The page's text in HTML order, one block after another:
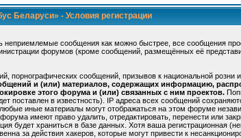
Беларуси» - Условия регистрации
неприемлемые сообщения как можно быстрее, все сообщения
форумов (кроме сообщений, размещённых её
порнографических сообщений, призывов к национальной
и (или) материалов, содержащих информацию,
этого форума и (или) связанных с ним проектов.
в известность). IP адреса всех сообщений
иные материалы могут отображаться на этом форуме
имеют право удалить, отредактировать, перенести или
будет храниться в базе данных. Хотя ваша регистрационная
за действия хакеров, которые могут привести к